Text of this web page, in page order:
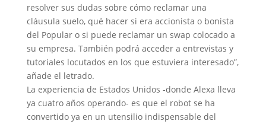
resolver sus dudas sobre cómo reclamar una
cláusula suelo, qué hacer si era accionista o bonista
del Popular o si puede reclamar un swap colocado a
su empresa. También podrá acceder a entrevistas y
tutoriales locutados en los que estuviera interesado”,
añade el letrado.
La experiencia de Estados Unidos -donde Alexa lleva
ya cuatro años operando- es que el robot se ha
convertido ya en un utensilio indispensable del